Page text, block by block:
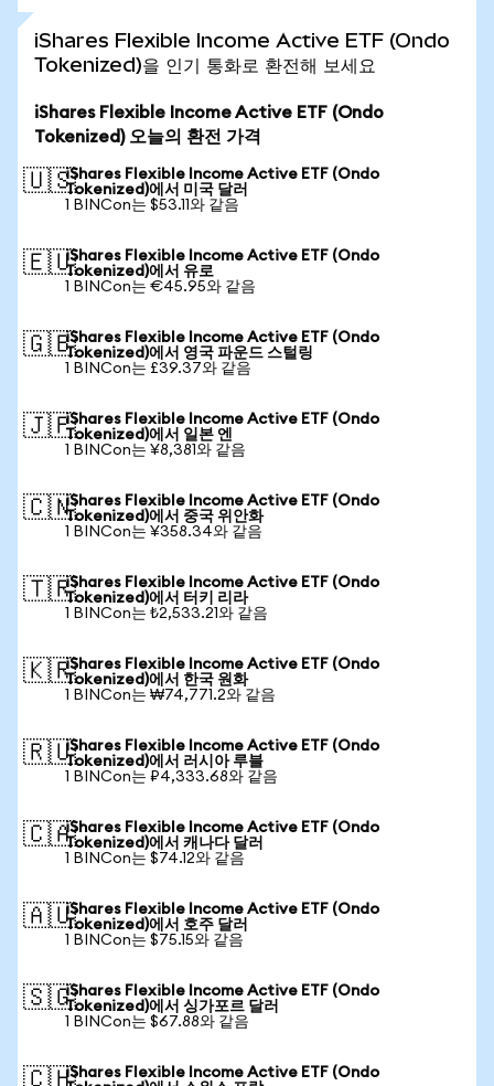
iShares Flexible Income Active ETF (Ondo
Tokenized)을 인기 통화로 환전해 보세요
iShares Flexible Income Active ETF (Ondo
Tokenized) 오늘의 환전 가격
🇺🇸iShares Flexible Income Active ETF (Ondo
Tokenized)에서 미국 달러
1 BINCon는 $53.11와 같음
🇪🇺iShares Flexible Income Active ETF (Ondo
Tokenized)에서 유로
1 BINCon는 €45.95와 같음
🇬🇧iShares Flexible Income Active ETF (Ondo
Tokenized)에서 영국 파운드 스털링
1 BINCon는 £39.37와 같음
🇯🇵iShares Flexible Income Active ETF (Ondo
Tokenized)에서 일본 엔
1 BINCon는 ¥8,381와 같음
🇨🇳iShares Flexible Income Active ETF (Ondo
Tokenized)에서 중국 위안화
1 BINCon는 ¥358.34와 같음
🇹🇷iShares Flexible Income Active ETF (Ondo
Tokenized)에서 터키 리라
1 BINCon는 ₺2,533.21와 같음
🇰🇷iShares Flexible Income Active ETF (Ondo
Tokenized)에서 한국 원화
1 BINCon는 ₩74,771.2와 같음
🇷🇺iShares Flexible Income Active ETF (Ondo
Tokenized)에서 러시아 루블
1 BINCon는 ₽4,333.68와 같음
🇨🇦iShares Flexible Income Active ETF (Ondo
Tokenized)에서 캐나다 달러
1 BINCon는 $74.12와 같음
🇦🇺iShares Flexible Income Active ETF (Ondo
Tokenized)에서 호주 달러
1 BINCon는 $75.15와 같음
🇸🇬iShares Flexible Income Active ETF (Ondo
Tokenized)에서 싱가포르 달러
1 BINCon는 $67.88와 같음
🇨🇭iShares Flexible Income Active ETF (Ondo